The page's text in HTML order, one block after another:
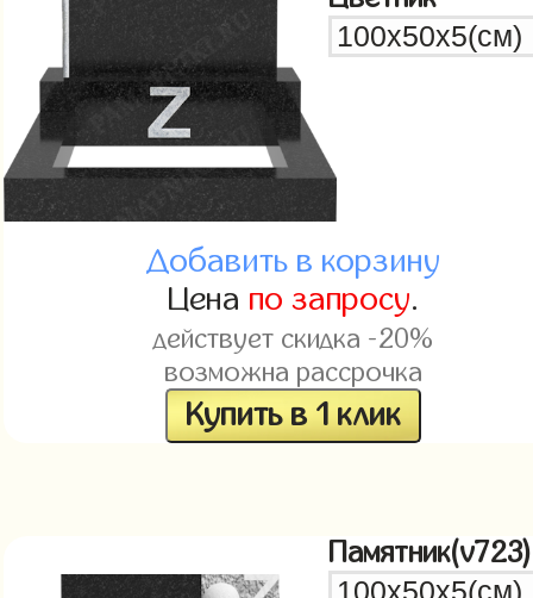
Добавить в корзину
Цена по запросу.
действует скидка -20%
возможна рассрочка
Купить в 1 клик
Памятник(v723)